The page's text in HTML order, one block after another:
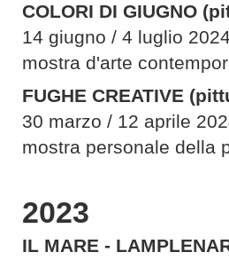
COLORI DI GIUGNO
14 giugno / 4 luglio
mostra d'arte
FUGHE CREATIVE
30 marzo / 12 aprile
mostra personale della
2023
IL MARE -